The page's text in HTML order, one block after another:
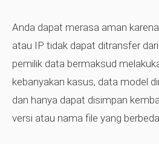
Anda dapat merasa aman
atau IP tidak dapat ditransfer
pemilik data bermaksud
kebanyakan kasus, data model
dan hanya dapat disimpan
versi atau nama file yang berbeda.